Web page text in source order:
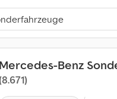
Mercedes-Benz